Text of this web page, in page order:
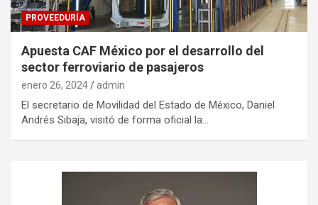
PROVEEDURÍA
Apuesta CAF México por el desarrollo del
sector ferroviario de pasajeros
enero 26, 2024 admin
El secretario de Movilidad del Estado de México, Daniel
Andrés Sibaja, visitó de forma oficial la…